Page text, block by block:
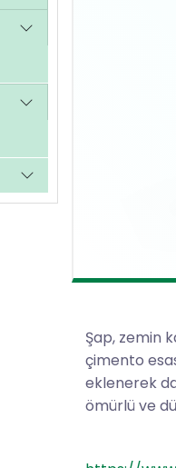
Şap, zemin
çimento
eklenerek
ömürlü ve